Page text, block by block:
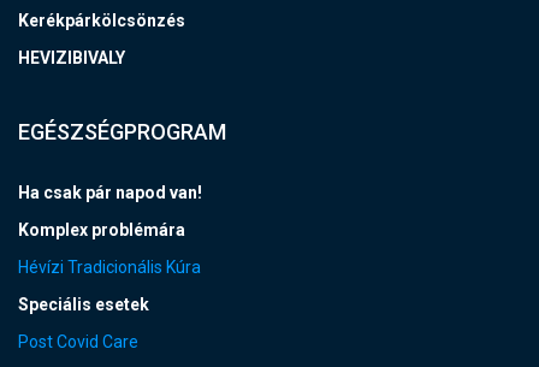
Kerékpárkölcsönzés
HEVIZIBIVALY
EGÉSZSÉGPROGRAM
Ha csak pár napod van!
Komplex problémára
Hévízi Tradicionális Kúra
Speciális esetek
Post Covid Care